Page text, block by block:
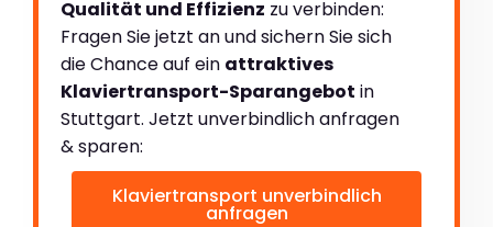
Qualität und Effizienz zu verbinden:
Fragen Sie jetzt an und sichern Sie sich
die Chance auf ein attraktives
Klaviertransport-Sparangebot in
Stuttgart. Jetzt unverbindlich anfragen
& sparen:
Klaviertransport unverbindlich
anfragen